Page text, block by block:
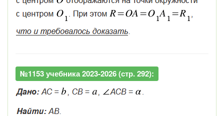
№1153 учебника 2023-2026 (стр. 292):